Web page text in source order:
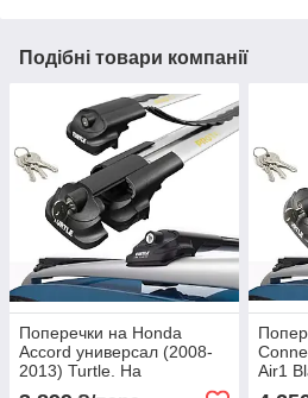
Подібні товари компанії
Поперечки на Honda
Accord универсал (2008-
2013) Turtle. На
стандартні рейлінги. Сірі
Air1